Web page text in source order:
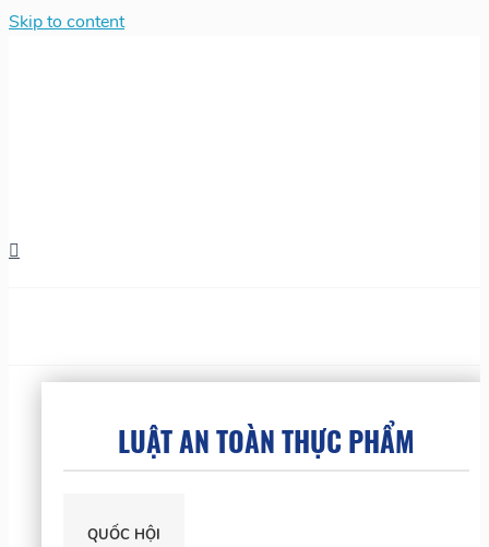
Skip to content
LUẬT AN TOÀN THỰC PHẨM
QUỐC HỘI